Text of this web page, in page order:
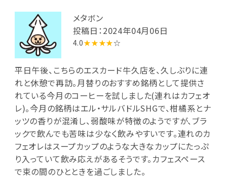
メタボン
投稿日：2024年04月06日
4.0★★★★☆
平日午後、こちらのエスカード牛久店を、久しぶりに連
れと休憩で再訪。月替りのおすすめ銘柄として提供さ
れている今月のコーヒーを試しました(連れはカフェオ
レ)。今月の銘柄はエル・サルバドルSHGで、柑橘系とナ
ッツの香りが混淆し、弱酸味が特徴のようですが、ブラ
ックで飲んでも苦味は少なく飲みやすいです。連れのカ
フェオレはスープカップのような大きなカップにたっぷ
り入っていて飲み応えがあるそうです。カフェスペース
で束の間のひとときを過ごしました。